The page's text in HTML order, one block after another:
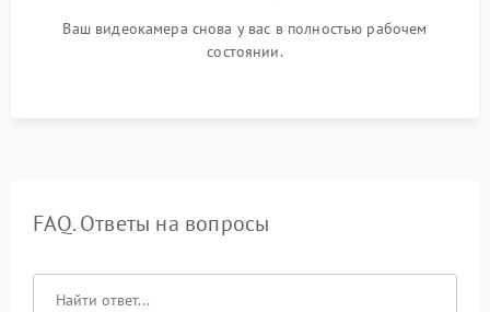
Ваш видеокамера снова у вас в полностью рабочем
состоянии.
FAQ. Ответы на вопросы